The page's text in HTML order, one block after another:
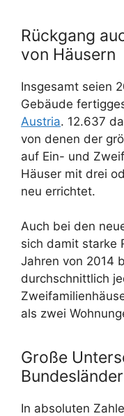
Rückgang
von Häusern
Insgesamt seien
Gebäude
Austria. 12.637
von denen der
auf Ein- und
Häuser mit drei
neu errichtet.
Auch bei den
sich damit starke
Jahren von 2014
durchschnittlich
als zwei
Große
In absoluten